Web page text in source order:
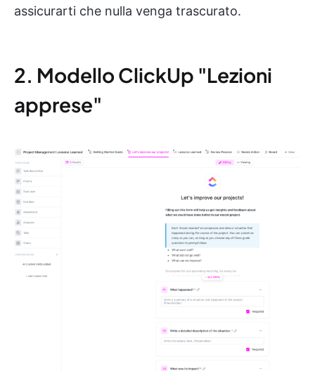
assicurarti che nulla venga trascurato.
2. Modello ClickUp "Lezioni
apprese"